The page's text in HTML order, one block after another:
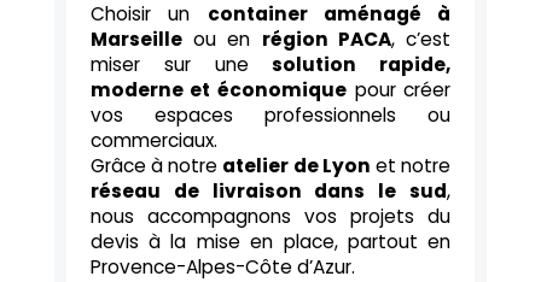
Choisir un container aménagé à
Marseilleou en région PACA, c’est
miser sur unesolution rapide,
moderne et économique pour créer
vos espaces professionnels ou
commerciaux.
Grâce à notre atelier de Lyon et notre
réseau de livraison dans le sud,
nous accompagnons vos projets du
devis à la mise en place, partout en
Provence-Alpes-Côte d’Azur.